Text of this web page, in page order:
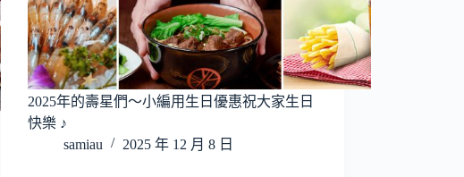
2025年的壽星們～小編用生日優惠祝大家生日
快樂 ♪
samiau
2025 年 12 月 8 日